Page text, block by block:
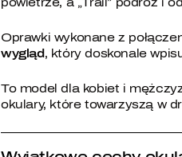
powietrze, a „Trail” podróż i
Oprawki wykonane z
wygląd , który doskonale
To model dla kobiet i
okulary, które towarzyszą w